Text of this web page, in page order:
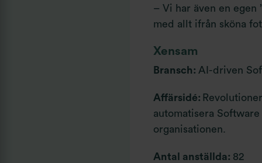
– Vi har även en
med allt ifrån sköna
Xensam
Bransch: AI-driven
Affärsidé:
automatisera
organisationen.
Antal anställda: 82